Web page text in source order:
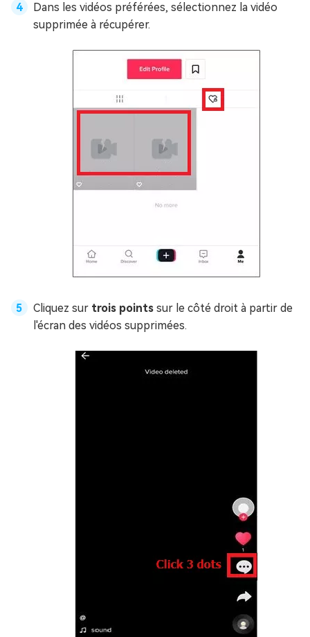
Dans les vidéos préférées, sélectionnez la vidéo
supprimée à récupérer.
Cliquez sur trois points sur le côté droit à partir de
l'écran des vidéos supprimées.